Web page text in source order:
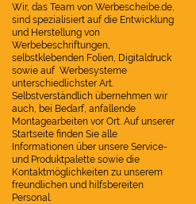
Wir, das Team von Werbescheibe.de,
sind spezialisiert auf die Entwicklung
und Herstellung von
Werbebeschriftungen,
selbstklebenden Folien, Digitaldruck
sowie auf Werbesysteme
unterschiedlichster Art.
Selbstverständlich übernehmen wir
auch, bei Bedarf, anfallende
Montagearbeiten vor Ort. Auf unserer
Startseite finden Sie alle
Informationen über unsere Service-
und Produktpalette sowie die
Kontaktmöglichkeiten zu unserem
freundlichen und hilfsbereiten
Personal.